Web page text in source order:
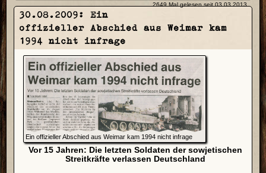
2649 Mal gelesen seit 03.03.2013
30.08.2009: Ein
offizieller Abschied aus Weimar kam
1994 nicht infrage
Ein offizieller Abschied aus Weimar kam 1994 nicht infrage
Vor 15 Jahren: Die letzten Soldaten der sowjetischen
Streitkräfte verlassen Deutschland